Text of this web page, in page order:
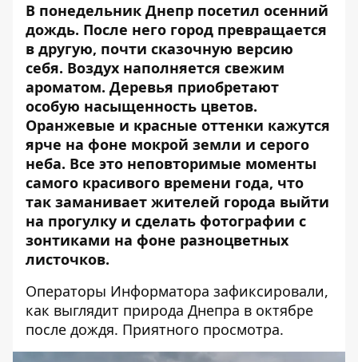
В понедельник Днепр посетил осенний
дождь. После него город превращается
в другую, почти сказочную версию
себя. Воздух наполняется свежим
ароматом. Деревья приобретают
особую насыщенность цветов.
Оранжевые и красные оттенки кажутся
ярче на фоне мокрой земли и серого
неба. Все это неповторимые моменты
самого красивого времени года, что
так заманивает жителей города выйти
на прогулку и сделать фотографии с
зонтиками на фоне разноцветных
листочков.
Операторы Информатора зафиксировали,
как выглядит природа Днепра в октябре
после дождя. Приятного просмотра.